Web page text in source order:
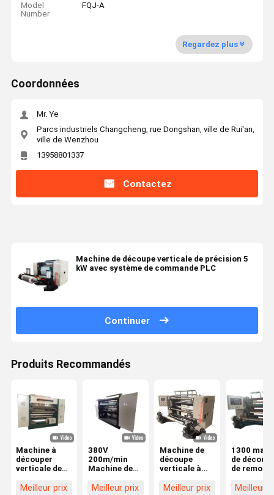
Model
Number
FQJ-A
Regardez plus
Coordonnées
Mr. Ye
Parcs industriels Changcheng, rue Dongshan, ville de Rui'an,
ville de Wenzhou
13958801337
Contactez
Machine de découpe verticale de précision 5
kW avec système de commande PLC
Continuer
Produits Recommandés
Machine à
découper
verticale de
une découpe
Meilleur prix
380V
200m/min
Machine de
verticale
Meilleur prix
Machine de
découpe
verticale à
200 m/min
Meilleur prix
1300
de
de
Meilleur